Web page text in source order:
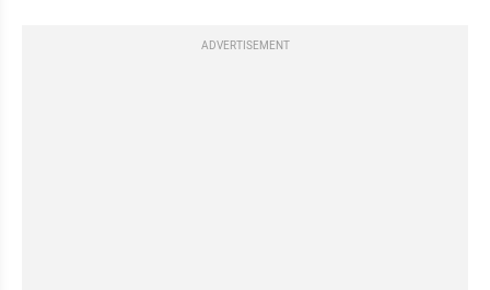
ADVERTISEMENT